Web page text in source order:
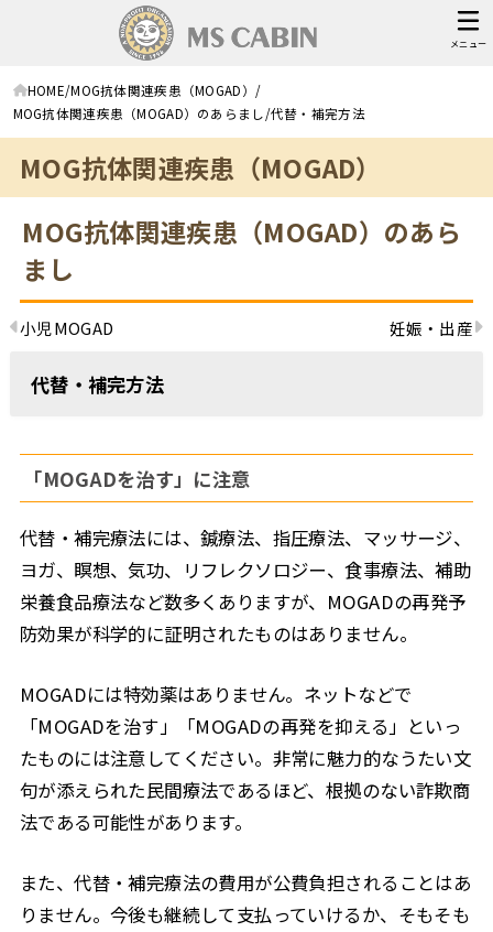
メニュー
HOME MOG抗体関連疾患（MOGAD）
MOG抗体関連疾患（MOGAD）のあらまし 代替・補完方法
MOG抗体関連疾患（MOGAD）
MOG抗体関連疾患（MOGAD）のあら
まし
小児MOGAD 妊娠・出産
代替・補完方法
「MOGADを治す」に注意
代替・補完療法には、鍼療法、指圧療法、マッサージ、
ヨガ、瞑想、気功、リフレクソロジー、食事療法、補助
栄養食品療法など数多くありますが、MOGADの再発予
防効果が科学的に証明されたものはありません。
MOGADには特効薬はありません。ネットなどで
「MOGADを治す」「MOGADの再発を抑える」といっ
たものには注意してください。非常に魅力的なうたい文
句が添えられた民間療法であるほど、根拠のない詐欺商
法である可能性があります。
また、代替・補完療法の費用が公費負担されることはあ
りません。今後も継続して支払っていけるか、そもそも